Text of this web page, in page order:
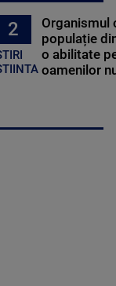
2
Organismul
populație
o abilitate
oamenilor